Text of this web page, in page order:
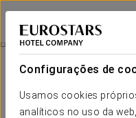
Configurações de
Usamos cookies
analíticos no uso da
Exe Gran Hotel Solúcar
SEVILHA
Experiência Romântica